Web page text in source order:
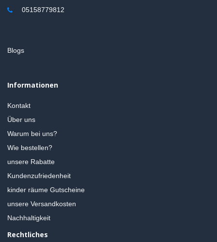
05158779812
Blogs
Informationen
Kontakt
Über uns
Warum bei uns?
Wie bestellen?
unsere Rabatte
Kundenzufriedenheit
kinder räume Gutscheine
unsere Versandkosten
Nachhaltigkeit
Rechtliches